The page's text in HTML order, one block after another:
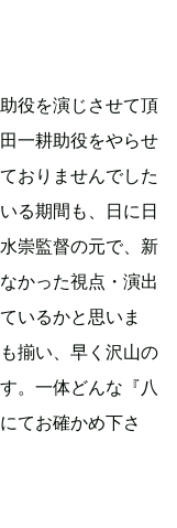
役を演じさせて頂
一耕助役をやらせ
おりませんでした
る期間も、日に日
崇監督の元で、新
かった視点・演出
いるかと思いま
揃い、早く沢山の
。一体どんな『八
てお確かめ下さ